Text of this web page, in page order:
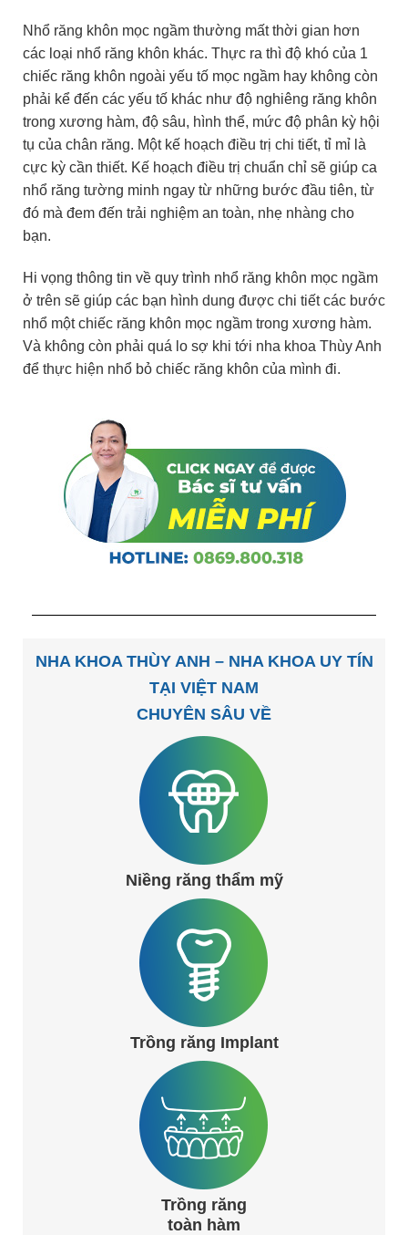
Nhổ răng khôn mọc ngầm thường mất thời gian hơn
các loại nhổ răng khôn khác. Thực ra thì độ khó của 1
chiếc răng khôn ngoài yếu tố mọc ngầm hay không còn
phải kể đến các yếu tố khác như độ nghiêng răng khôn
trong xương hàm, độ sâu, hình thể, mức độ phân kỳ hội
tụ của chân răng. Một kế hoạch điều trị chi tiết, tỉ mỉ là
cực kỳ cần thiết. Kế hoạch điều trị chuẩn chỉ sẽ giúp ca
nhổ răng tường minh ngay từ những bước đầu tiên, từ
đó mà đem đến trải nghiệm an toàn, nhẹ nhàng cho
bạn.
Hi vọng thông tin về quy trình nhổ răng khôn mọc ngầm
ở trên sẽ giúp các bạn hình dung được chi tiết các bước
nhổ một chiếc răng khôn mọc ngầm trong xương hàm.
Và không còn phải quá lo sợ khi tới nha khoa Thùy Anh
để thực hiện nhổ bỏ chiếc răng khôn của mình đi.
NHA KHOA THÙY ANH – NHA KHOA UY TÍN
TẠI VIỆT NAM
CHUYÊN SÂU VỀ
Niềng răng thẩm mỹ
Trồng răng Implant
Trồng răng
toàn hàm